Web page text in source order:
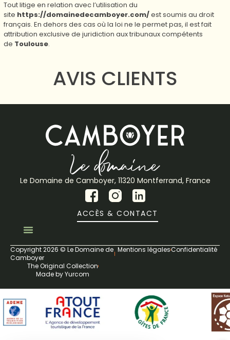
Tout litige en relation avec l’utilisation du
site https://domainedecamboyer.com/est soumis au droit
français. En dehors des cas où la loi ne le permet pas, il est fait
attribution exclusive de juridiction aux tribunaux compétents
de Toulouse.
AVIS CLIENTS
Le Domaine de Camboyer, 11320 Montferrand, France
ACCÈS & CONTACT
Copyright 2026 © Le Domaine de
Camboyer
The Original Collection
Made by Yurcom
Mentions légalesConfidentialité